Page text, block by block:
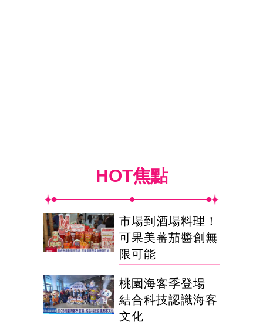
HOT焦點
市場到酒場料理！
可果美蕃茄醬創無
限可能
桃園海客季登場
結合科技認識海客
文化